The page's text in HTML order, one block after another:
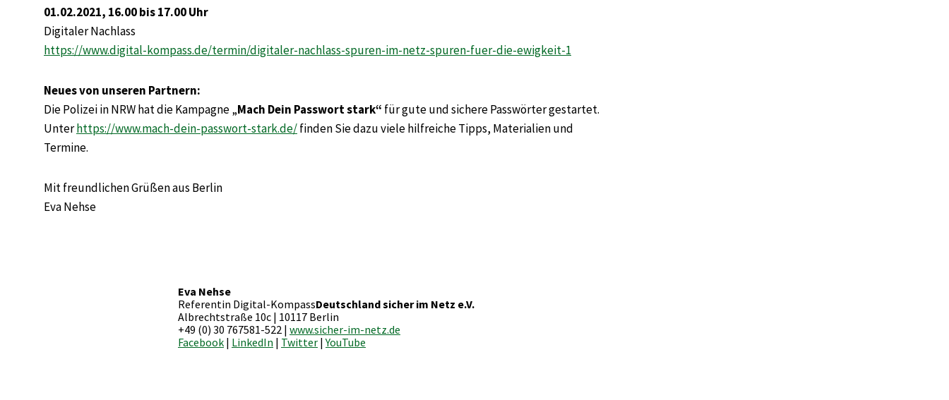
01.02.2021, 16.00 bis 17.00 Uhr
Digitaler Nachlass
https://www.digital-kompass.de/termin/digitaler-nachlass-spuren-im-netz-spuren-fuer-die-ewigkeit-1
Neues von unseren Partnern:
Die Polizei in NRW hat die Kampagne „Mach Dein Passwort stark“ für gute und sichere Passwörter gestartet.
Unterhttps://www.mach-dein-passwort-stark.de/finden Sie dazu viele hilfreiche Tipps, Materialien und
Termine.
Mit freundlichen Grüßen aus Berlin
Eva Nehse
Eva Nehse
Referentin Digital-KompassDeutschland sicher im Netz e.V.
Albrechtstraße 10c | 10117 Berlin
+49 (0) 30 767581-522 | www.sicher-im-netz.de
Facebook | LinkedIn | Twitter |YouTube